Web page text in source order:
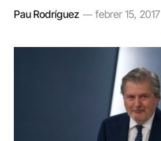
Pau Rodríguez febrer 15, 2017